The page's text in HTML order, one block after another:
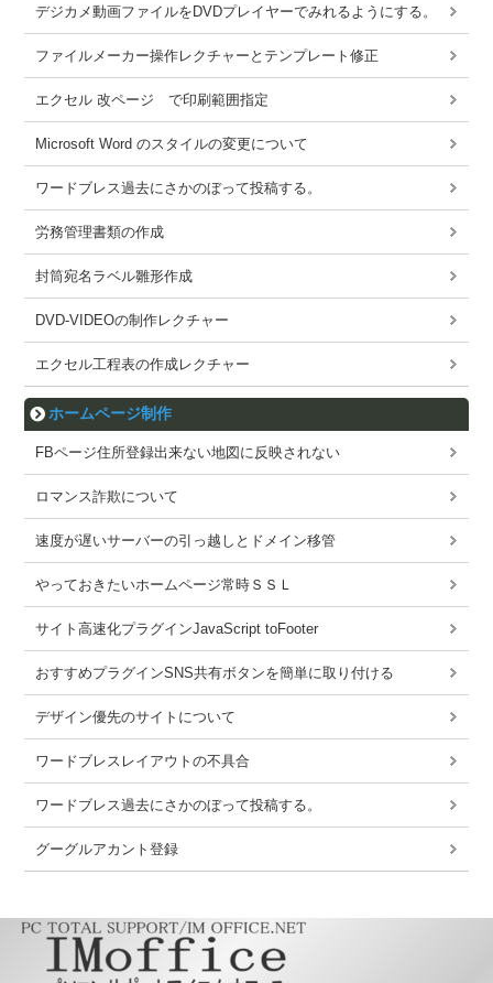
デジカメ動画ファイルをDVDプレイヤーでみれるようにする。
ファイルメーカー操作レクチャーとテンプレート修正
エクセル 改ページ で印刷範囲指定
Microsoft Word のスタイルの変更について
ワードブレス過去にさかのぼって投稿する。
労務管理書類の作成
封筒宛名ラベル雛形作成
DVD-VIDEOの制作レクチャー
エクセル工程表の作成レクチャー
ホームページ制作
FBページ住所登録出来ない地図に反映されない
ロマンス詐欺について
速度が遅いサーバーの引っ越しとドメイン移管
やっておきたいホームページ常時ＳＳＬ
サイト高速化プラグインJavaScript toFooter
おすすめプラグインSNS共有ボタンを簡単に取り付ける
デザイン優先のサイトについて
ワードブレスレイアウトの不具合
ワードブレス過去にさかのぼって投稿する。
グーグルアカント登録